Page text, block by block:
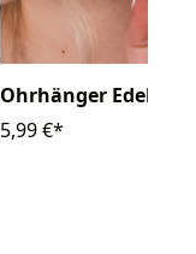
Ohrhänger
5,99 €*